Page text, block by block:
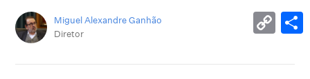
Miguel Alexandre Ganhão
Diretor